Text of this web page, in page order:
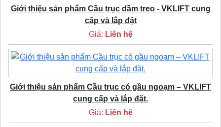
Giới thiệu sản phẩm Cầu trục dầm treo - VKLIFT cung
cấp và lắp đặt
Giá: Liên hệ
Giới thiệu sản phẩm Cầu trục có gầu ngoạm – VKLIFT
cung cấp và lắp đặt.
Giá: Liên hệ